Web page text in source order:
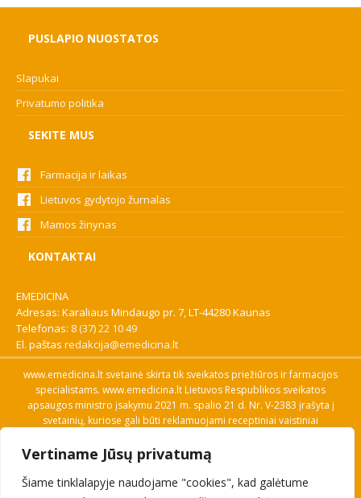
Vertiname Jūsų privatumą
Šiame tinklalapyje naudojame "cookies", kad galėtume
PUSLAPIO NUOSTATOS
Slapukai
Privatumo politika
SEKITE MUS
Farmacija ir laikas
Lietuvos gydytojo žurnalas
Mamos žinynas
KONTAKTAI
EMEDICINA
Adresas: Karaliaus Mindaugo pr. 7, LT-44280 Kaunas
Telefonas: 8 (37) 22 10 49
El. paštas redakcija@emedicina.lt
www.emedicina.lt svetainė skirta tik sveikatos priežiūros ir farmacijos
specialistams. www.emedicina.lt Lietuvos Respublikos sveikatos
apsaugos ministro įsakymu 2021 m. spalio 21 d. Nr. V-2383 įrašyta į
svetainių, kuriose gali būti reklamuojami receptiniai vaistiniai
savo profesinę kvalifikaciją. Naudingos nuorodos: Vaistų ir medicinos
pagalbos priemonių kainų paieška, VVKT tinklalapis, Sveikatos
priežiūros ar farmacijos specialisto pranešimo apie įtariamą